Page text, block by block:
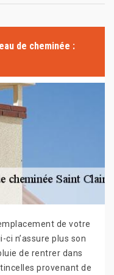
de cheminée :
de votre
n’assure plus son
de rentrer dans
provenant de